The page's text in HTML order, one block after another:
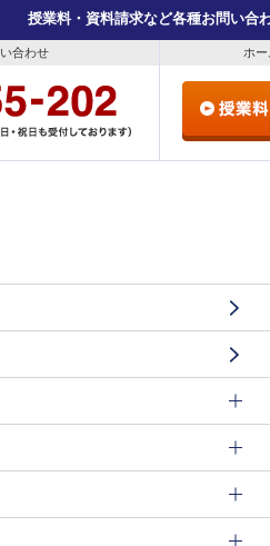
授業料・資料請求など各種お問い合
合わせ ホ